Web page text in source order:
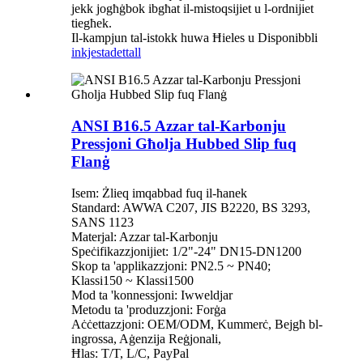
jekk jogħġbok ibgħat il-mistoqsijiet u l-ordnijiet
tiegħek.
Il-kampjun tal-istokk huwa Ħieles u Disponibbli
inkjestadettall
ANSI B16.5 Azzar tal-Karbonju
Pressjoni Għolja Hubbed Slip fuq
Flanġ
Isem: Żlieq imqabbad fuq il-ħanek
Standard: AWWA C207, JIS B2220, BS 3293,
SANS 1123
Materjal: Azzar tal-Karbonju
Speċifikazzjonijiet: 1/2"-24" DN15-DN1200
Skop ta 'applikazzjoni: PN2.5 ~ PN40;
Klassi150 ~ Klassi1500
Mod ta 'konnessjoni: Iwweldjar
Metodu ta 'produzzjoni: Forġa
Aċċettazzjoni: OEM/ODM, Kummerċ, Bejgħ bl-
ingrossa, Aġenzija Reġjonali,
Ħlas: T/T, L/C, PayPal